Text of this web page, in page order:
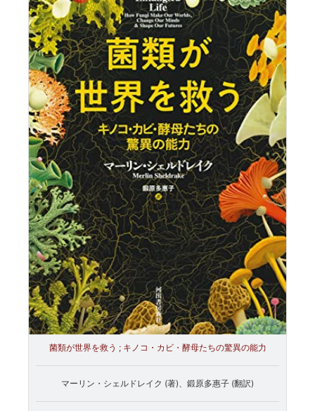
菌類が世界を救う ; キノコ・カビ・酵母たちの驚異の能力
マーリン・シェルドレイク (著)、鍛原多惠子 (翻訳)